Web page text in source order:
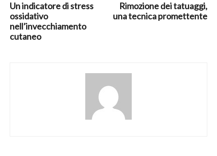
Un indicatore di stress
ossidativo
nell’invecchiamento
cutaneo
Rimozione dei tatuaggi,
una tecnica promettente